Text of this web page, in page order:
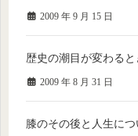
2009 年 9 月 15 日
歴史の潮目が変わると
2009 年 8 月 31 日
膝のその後と人生につ